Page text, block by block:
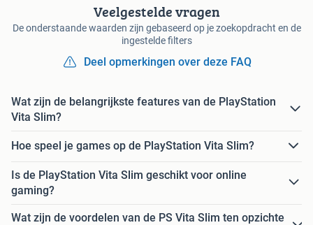
Veelgestelde vragen
De onderstaande waarden zijn gebaseerd op je zoekopdracht en de
ingestelde filters
Deel opmerkingen over deze FAQ
Wat zijn de belangrijkste features van de PlayStation
Vita Slim?
Hoe speel je games op de PlayStation Vita Slim?
Is de PlayStation Vita Slim geschikt voor online
gaming?
Wat zijn de voordelen van de PS Vita Slim ten opzichte